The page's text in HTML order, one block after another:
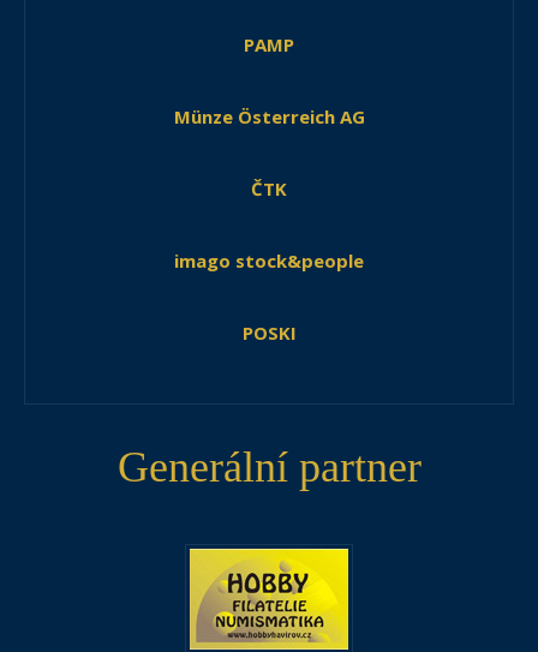
PAMP
Münze Österreich AG
ČTK
imago stock&people
POSKI
Generální partner